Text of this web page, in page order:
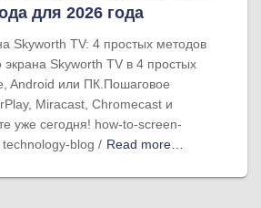
для 2026 года
Skyworth TV: 4 простых методов
Skyworth TV в 4 простых
Android или ПК.Пошаговое
Miracast, Chromecast и
уже сегодня! how-to-screen-
blog / Read more…